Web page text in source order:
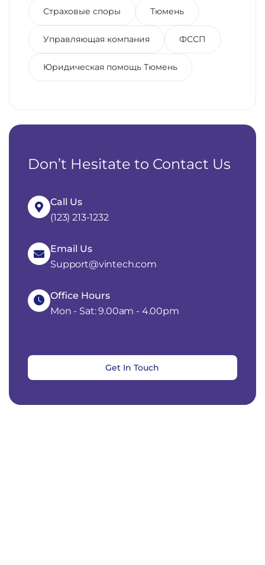
Страховые споры Тюмень
Управляющая компания ФССП
Юридическая помощь Тюмень
Don’t Hesitate to Contact Us
Call Us
(123) 213-1232
Email Us
Support@vintech.com
Office Hours
Mon - Sat: 9.00am - 4.00pm